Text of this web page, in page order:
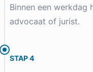
Binnen een werkdag
advocaat of jurist.
STAP 4